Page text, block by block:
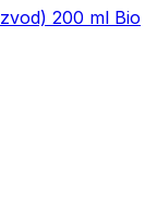
200 ml Bio